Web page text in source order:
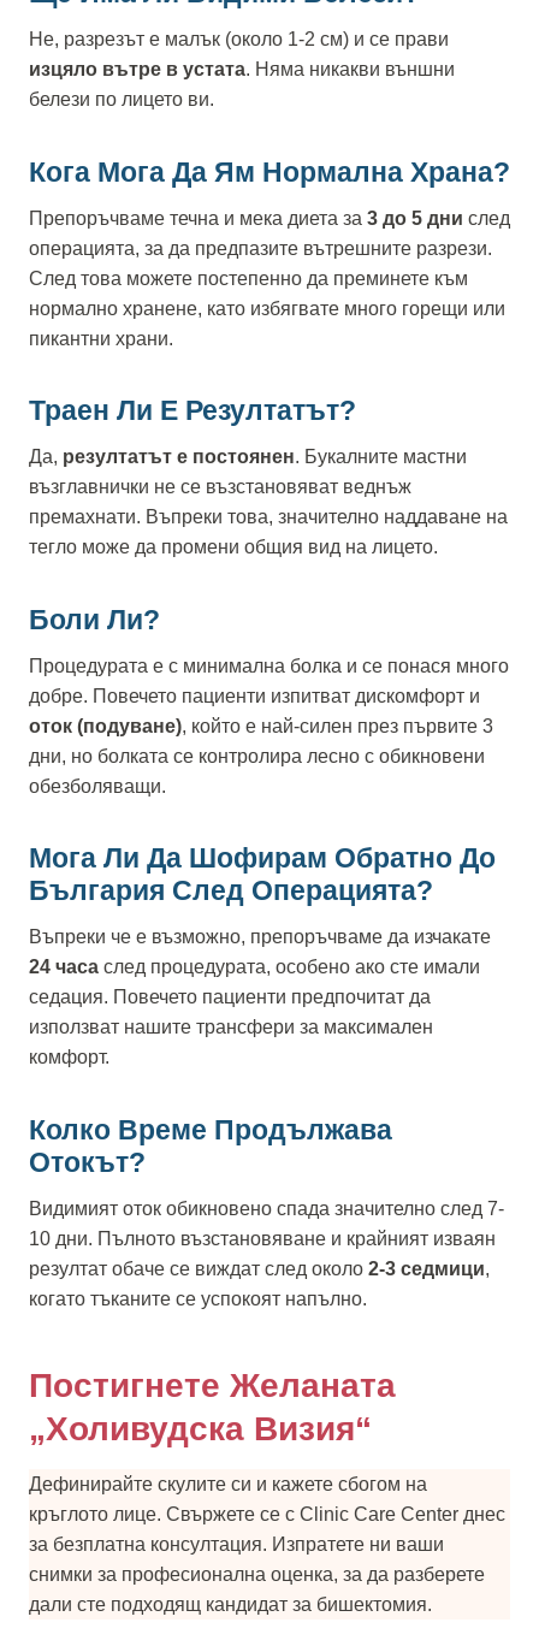
Не, разрезът е малък (около 1-2 см) и се прави
изцяло вътре в устата. Няма никакви външни
белези по лицето ви.
Кога Мога Да Ям Нормална Храна?
Препоръчваме течна и мека диета за 3 до 5 дни след
операцията, за да предпазите вътрешните разрези.
След това можете постепенно да преминете към
нормално хранене, като избягвате много горещи или
пикантни храни.
Траен Ли Е Резултатът?
Да, резултатът е постоянен. Букалните мастни
възглавнички не се възстановяват веднъж
премахнати. Въпреки това, значително наддаване на
тегло може да промени общия вид на лицето.
Боли Ли?
Процедурата е с минимална болка и се понася много
добре. Повечето пациенти изпитват дискомфорт и
оток (подуване), който е най-силен през първите 3
дни, но болката се контролира лесно с обикновени
обезболяващи.
Мога Ли Да Шофирам Обратно До
България След Операцията?
Въпреки че е възможно, препоръчваме да изчакате
24 часа след процедурата, особено ако сте имали
седация. Повечето пациенти предпочитат да
използват нашите трансфери за максимален
комфорт.
Колко Време Продължава
Отокът?
Видимият оток обикновено спада значително след 7-
10 дни. Пълното възстановяване и крайният изваян
резултат обаче се виждат след около 2-3 седмици,
когато тъканите се успокоят напълно.
Постигнете Желаната
„Холивудска Визия“
Дефинирайте скулите си и кажете сбогом на
кръглото лице. Свържете се с Clinic Care Center днес
за безплатна консултация. Изпратете ни ваши
снимки за професионална оценка, за да разберете
дали сте подходящ кандидат за бишектомия.